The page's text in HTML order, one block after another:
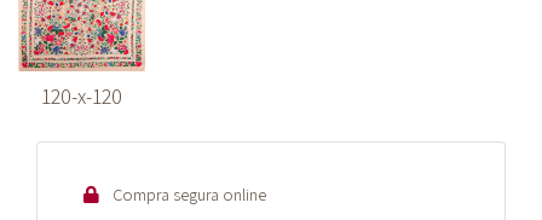
120-x-120
Compra segura online